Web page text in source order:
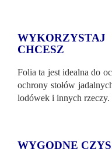
CHCESZ
Folia ta jest idealna do
ochrony stołów
lodówek i innych rzeczy.
WYGODNE